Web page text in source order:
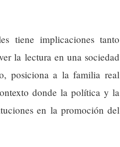
tiene implicaciones tanto
la lectura en una sociedad
posiciona a la familia real
donde la política y la
en la promoción del